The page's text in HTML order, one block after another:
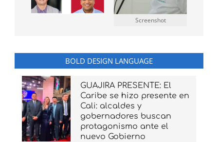
Screenshot
BOLD DESIGN LANGUAGE
GUAJIRA PRESENTE: El
Caribe se hizo presente en
Cali: alcaldes y
gobernadores buscan
protagonismo ante el
nuevo Gobierno